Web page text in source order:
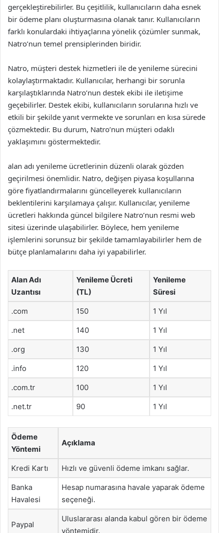
gerçekleştirebilirler. Bu çeşitlilik, kullanıcıların daha esnek
bir ödeme planı oluşturmasına olanak tanır. Kullanıcıların
farklı konulardaki ihtiyaçlarına yönelik çözümler sunmak,
Natro’nun temel prensiplerinden biridir.
Natro, müşteri destek hizmetleri ile de yenileme sürecini
kolaylaştırmaktadır. Kullanıcılar, herhangi bir sorunla
karşılaştıklarında Natro’nun destek ekibi ile iletişime
geçebilirler. Destek ekibi, kullanıcıların sorularına hızlı ve
etkili bir şekilde yanıt vermekte ve sorunları en kısa sürede
çözmektedir. Bu durum, Natro’nun müşteri odaklı
yaklaşımını göstermektedir.
alan adı yenileme ücretlerinin düzenli olarak gözden
geçirilmesi önemlidir. Natro, değişen piyasa koşullarına
göre fiyatlandırmalarını güncelleyerek kullanıcıların
beklentilerini karşılamaya çalışır. Kullanıcılar, yenileme
ücretleri hakkında güncel bilgilere Natro’nun resmi web
sitesi üzerinde ulaşabilirler. Böylece, hem yenileme
işlemlerini sorunsuz bir şekilde tamamlayabilirler hem de
bütçe planlamalarını daha iyi yapabilirler.
Alan Adı
Uzantısı
Yenileme Ücreti
(TL)
Yenileme
Süresi
.com 150 1 Yıl
.net 140 1 Yıl
.org 130 1 Yıl
.info 120 1 Yıl
.com.tr 100 1 Yıl
.net.tr 90 1 Yıl
Ödeme
Yöntemi
Açıklama
Kredi Kartı Hızlı ve güvenli ödeme imkanı sağlar.
Banka
Havalesi
Hesap numarasına havale yaparak ödeme
seçeneği.
Paypal
Uluslararası alanda kabul gören bir ödeme
yöntemidir.